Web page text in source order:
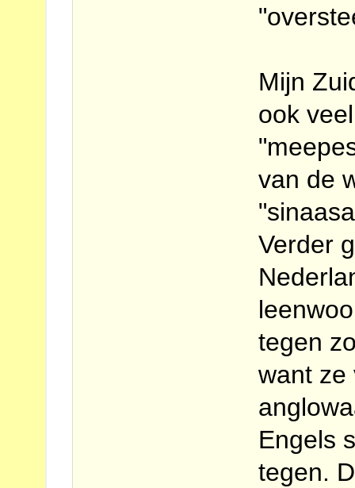
Mijn
ook
van de
Verder
tegen
want ze
Engels
tegen.